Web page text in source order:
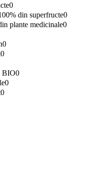
0
din superfructe0
plante medicinale0
0
0
BIO0
0
0